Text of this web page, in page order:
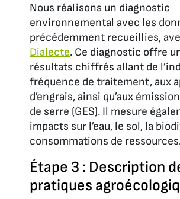
Nous réalisons un diagnostic
environnemental avec les
précédemment recueillies,
Dialecte. Ce diagnostic offre
résultats chiffrés allant de
fréquence de traitement, aux
d’engrais, ainsi qu’aux
de serre (GES). Il mesure
impacts sur l’eau, le sol, la
consommations de
Étape 3 : Description
pratiques